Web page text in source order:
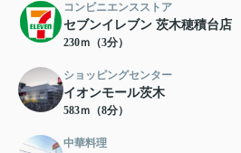
コンビニエンスストア
セブンイレブン 茨木穂積台店
230ｍ（3分）
ショッピングセンター
イオンモール茨木
583ｍ（8分）
中華料理